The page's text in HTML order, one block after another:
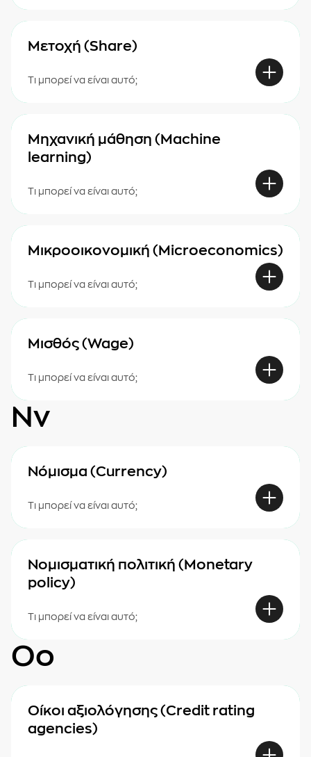
Μετοχή (Share)
Τι μπορεί να είναι αυτό;
Μηχανική μάθηση (Machine
learning)
Τι μπορεί να είναι αυτό;
Μικροοικονομική (Microeconomics)
Τι μπορεί να είναι αυτό;
Μισθός (Wage)
Τι μπορεί να είναι αυτό;
Νν
Νόμισμα (Currency)
Τι μπορεί να είναι αυτό;
Νομισματική πολιτική (Monetary
policy)
Τι μπορεί να είναι αυτό;
Οο
Οίκοι αξιολόγησης (Credit rating
agencies)